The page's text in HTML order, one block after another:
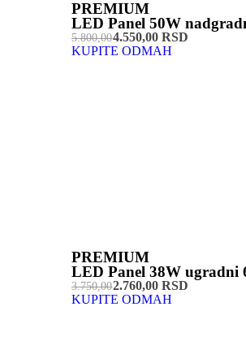
PREMIUM
LED Panel 50W
5.800,004.550,00 RSD
KUPITE ODMAH
PREMIUM
LED Panel 38W ugradni
3.750,002.760,00 RSD
KUPITE ODMAH